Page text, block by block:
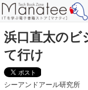
浜口直太の
て行け
シーアンドアール研究所